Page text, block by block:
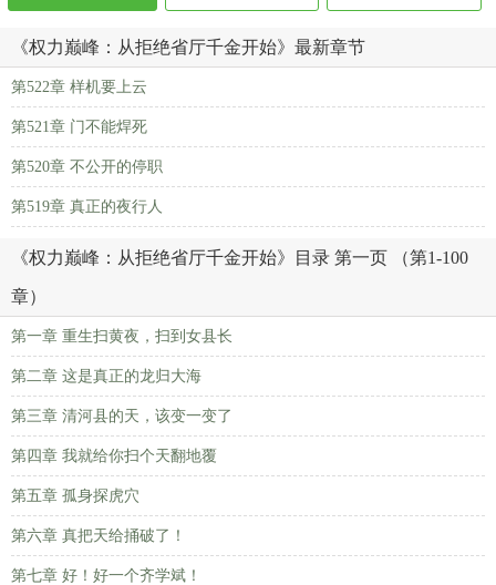
《权力巅峰：从拒绝省厅千金开始》最新章节
第522章 样机要上云
第521章 门不能焊死
第520章 不公开的停职
第519章 真正的夜行人
《权力巅峰：从拒绝省厅千金开始》目录 第一页 （第1-100
章）
第一章 重生扫黄夜，扫到女县长
第二章 这是真正的龙归大海
第三章 清河县的天，该变一变了
第四章 我就给你扫个天翻地覆
第五章 孤身探虎穴
第六章 真把天给捅破了！
第七章 好！好一个齐学斌！